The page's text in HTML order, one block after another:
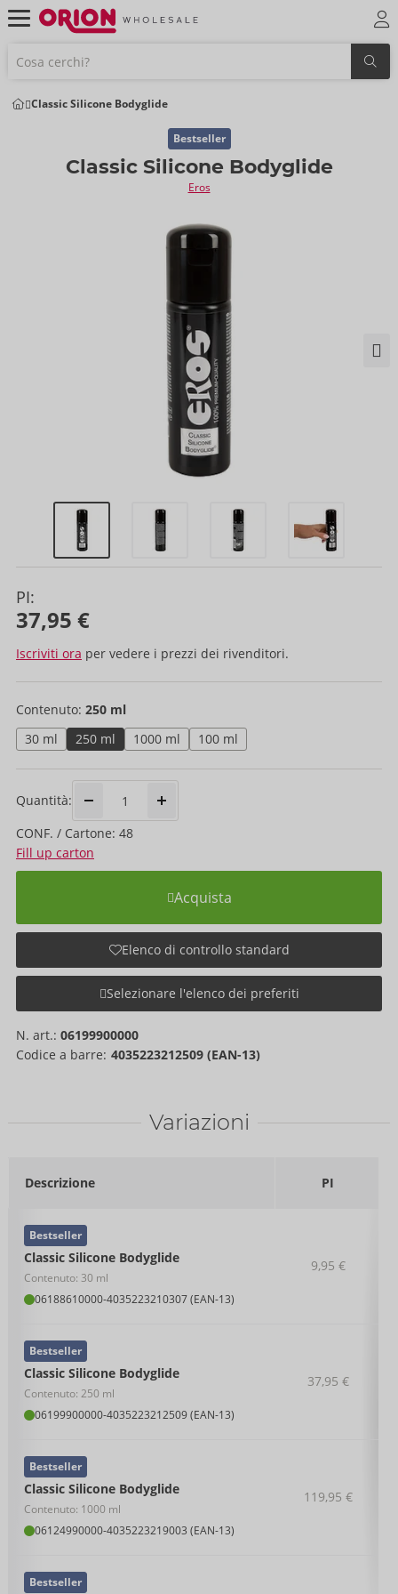
Classic Silicone Bodyglide
Bestseller
Classic Silicone Bodyglide
Eros
PI:
37,95 €
Iscriviti ora per vedere i prezzi dei rivenditori.
Contenuto: 250 ml
30 ml
250 ml 1000 ml 100 ml
Quantità:
CONF. / Cartone: 48
Fill up carton
Acquista
Elenco di controllo standard
Selezionare l'elenco dei preferiti
N. art.: 06199900000
Codice a barre: 4035223212509 (EAN-13)
Variazioni
Descrizione PI
Classic Silicone Bodyglide
Contenuto: 30 ml
06188610000-4035223210307 (EAN-13)
Bestseller
9,95 €
Classic Silicone Bodyglide
Contenuto: 250 ml
06199900000-4035223212509 (EAN-13)
Bestseller
37,95 €
Classic Silicone Bodyglide
Contenuto: 1000 ml
06124990000-4035223219003 (EAN-13)
Bestseller
119,95 €
Bestseller